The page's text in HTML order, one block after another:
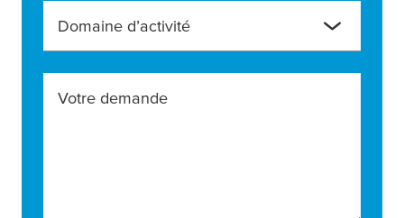
Domaine d’activité
Votre demande